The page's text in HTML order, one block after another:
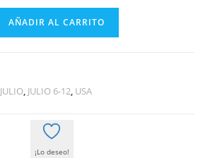
AÑADIR AL CARRITO
JULIO, JULIO 6-12, USA
¡Lo deseo!